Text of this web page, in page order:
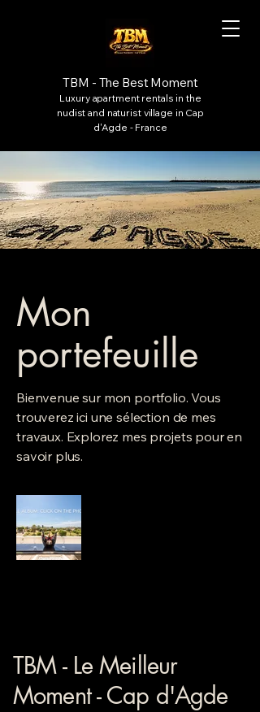
TBM - The Best Moment
Luxury apartment rentals in the
nudist and naturist village in Cap
d'Agde - France
Mon
portefeuille
Bienvenue sur mon portfolio. Vous
trouverez ici une sélection de mes
travaux. Explorez mes projets pour en
savoir plus.
TBM - Le Meilleur
Moment - Cap d'Agde